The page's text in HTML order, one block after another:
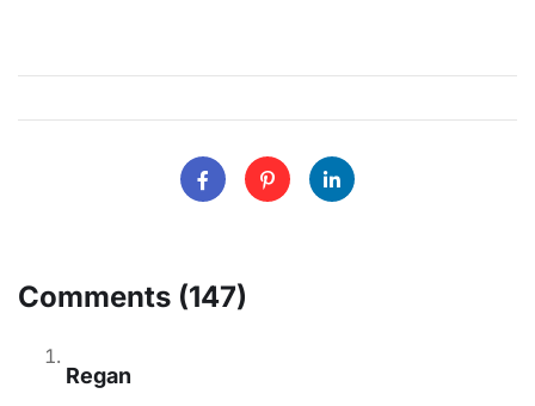
Comments (147)
Regan